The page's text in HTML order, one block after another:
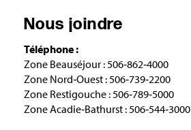
Nous joindre
Téléphone :
Zone Beauséjour : 506‑862‑4000
Zone Nord‑Ouest : 506‑739‑2200
Zone Restigouche : 506‑789‑5000
Zone Acadie‑Bathurst : 506‑544‑3000